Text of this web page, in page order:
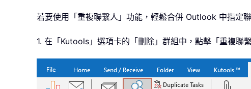
若要使用「重複聯繫人」功能，輕鬆合併 Outlook 中指定
1. 在「Kutools」選項卡的「刪除」群組中，點擊「重複聯